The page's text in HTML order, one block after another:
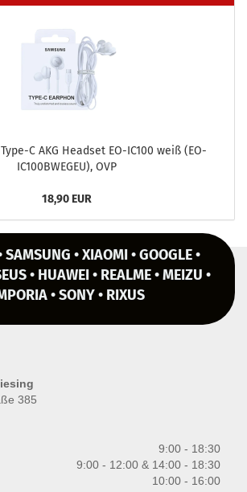
​C AKG Head­set EO-​IC100 weiß (EO-​
IC100BWEGEU), OVP
18,90 EUR
SAMSUNG • XIAOMI • GOOGLE •
• HUAWEI • REALME • MEIZU •
• SONY • RIXUS
385
9:00 - 18:30
9:00 - 12:00 & 14:00 - 18:30
10:00 - 16:00